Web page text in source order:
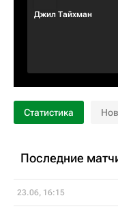
Джил Тайхман
Статистика
Последние
23.06, 16:15